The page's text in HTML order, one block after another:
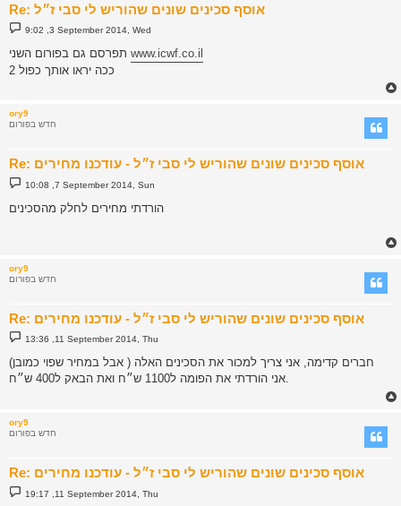
Re: אוסף סכינים שונים שהוריש לי סבי ז״ל
P
o
t
9:02 ,3 September 2014, Wed
www.icwf.co.il
ככה יראו אותך כפול 2
ory9
חדש בפורום
Re: אוסף סכינים שונים שהוריש לי סבי ז״ל - עודכנו מחירים
P
o
t
10:08 ,7 September 2014, Sun
הורדתי מחירים לחלק מהסכינים
ory9
חדש בפורום
Re: אוסף סכינים שונים שהוריש לי סבי ז״ל - עודכנו מחירים
P
o
t
13:36 ,11 September 2014, Thu
חברים קדימה, אני צריך למכור את הסכינים האלה ( אבל במחיר שפוי כמובן)
אני הורדתי את הפומה ל1100 ש״ח ואת הבאק ל400 ש״ח.
ory9
חדש בפורום
Re: אוסף סכינים שונים שהוריש לי סבי ז״ל - עודכנו מחירים
P
o
19:17 ,11 September 2014, Thu